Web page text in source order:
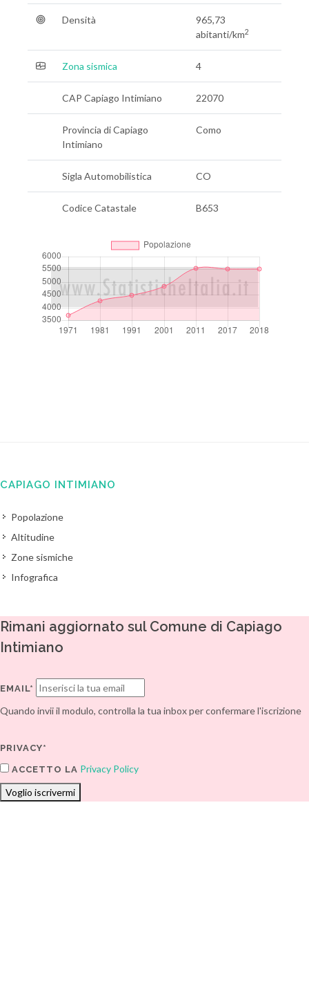
Densità
965,73
abitanti/km2
Zona sismica 4
CAP Capiago Intimiano 22070
Provincia di Capiago
Intimiano
Como
Sigla Automobilistica CO
Codice Catastale B653
CAPIAGO INTIMIANO
Popolazione
Altitudine
Zone sismiche
Infografica
Rimani aggiornato sul Comune di Capiago
Intimiano
EMAIL*
Quando invii il modulo, controlla la tua inbox per confermare l'iscrizione
PRIVACY*
ACCETTO LA Privacy Policy
Voglio iscrivermi